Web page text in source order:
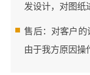
发设计，对图纸
售后：对客户的
由于我方原因操